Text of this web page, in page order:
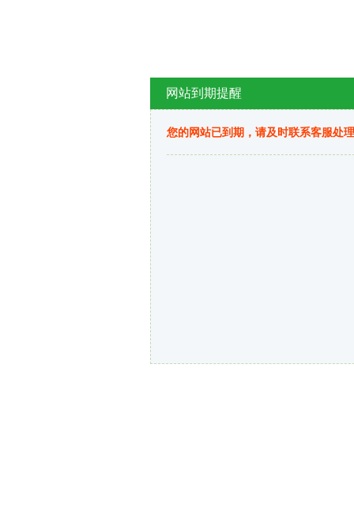
网站到期提醒
您的网站已到期，请及时联系客服处理